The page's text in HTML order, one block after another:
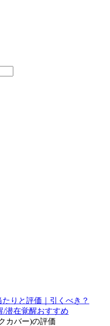
りと評価｜引くべき？
/潜在覚醒おすすめ
カバー)の評価